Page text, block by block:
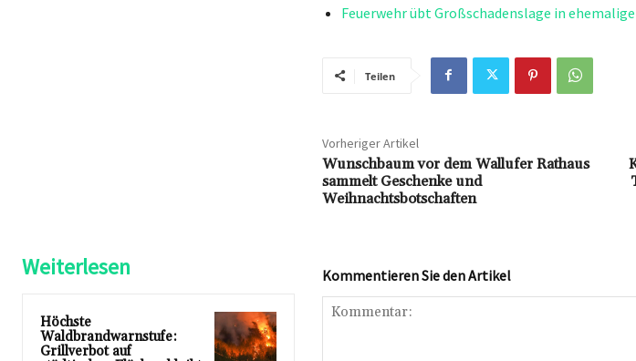
Feuerwehr übt Großschadenslage in
Teilen
Vorheriger Artikel
Wunschbaum vor dem Wallufer Rathaus
sammelt Geschenke und
Weihnachtsbotschaften
Weiterlesen
Höchste
Waldbrandwarnstufe:
Grillverbot auf
Kommentieren Sie den Artikel